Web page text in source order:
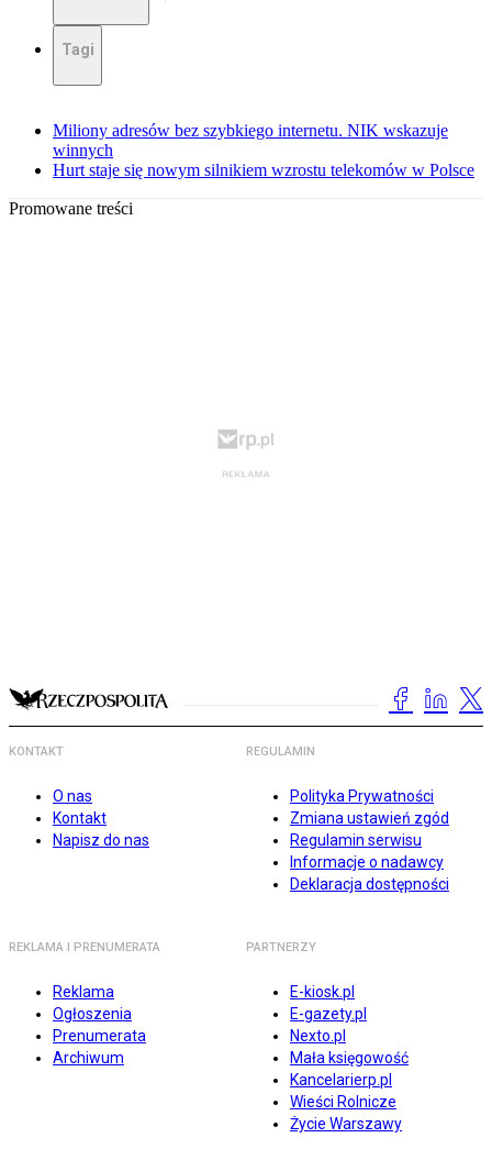
Tagi
Miliony adresów bez szybkiego internetu. NIK wskazuje
winnych
Hurt staje się nowym silnikiem wzrostu telekomów w Polsce
Promowane treści
KONTAKT
O nas
Kontakt
Napisz do nas
REGULAMIN
Polityka Prywatności
Zmiana ustawień zgód
Regulamin serwisu
Informacje o nadawcy
Deklaracja dostępności
REKLAMA I PRENUMERATA
Reklama
Ogłoszenia
Prenumerata
Archiwum
PARTNERZY
E-kiosk.pl
E-gazety.pl
Nexto.pl
Mała księgowość
Kancelarierp.pl
Wieści Rolnicze
Życie Warszawy